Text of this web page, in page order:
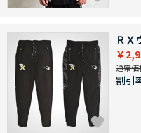
ＲＸ
￥
通常価
割引